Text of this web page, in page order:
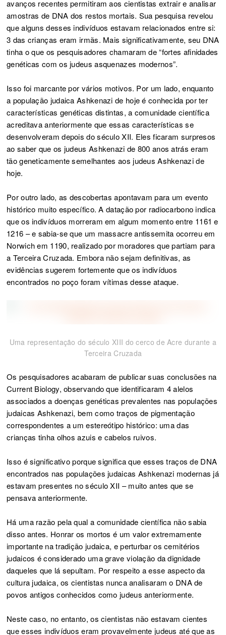
avanços recentes permitiram aos cientistas extrair e analisar
amostras de DNA dos restos mortais. Sua pesquisa revelou
que alguns desses indivíduos estavam relacionados entre si:
3 das crianças eram irmãs. Mais significativamente, seu DNA
tinha o que os pesquisadores chamaram de “fortes afinidades
genéticas com os judeus asquenazes modernos”.
Isso foi marcante por vários motivos. Por um lado, enquanto
a população judaica Ashkenazi de hoje é conhecida por ter
características genéticas distintas, a comunidade científica
acreditava anteriormente que essas características se
desenvolveram depois do século XII. Eles ficaram surpresos
ao saber que os judeus Ashkenazi de 800 anos atrás eram
tão geneticamente semelhantes aos judeus Ashkenazi de
hoje.
Por outro lado, as descobertas apontavam para um evento
histórico muito específico. A datação por radiocarbono indica
que os indivíduos morreram em algum momento entre 1161 e
1216 – e sabia-se que um massacre antissemita ocorreu em
Norwich em 1190, realizado por moradores que partiam para
a Terceira Cruzada. Embora não sejam definitivas, as
evidências sugerem fortemente que os indivíduos
encontrados no poço foram vítimas desse ataque.
Uma representação do século XIII do cerco de Acre durante a
Terceira Cruzada
Os pesquisadores acabaram de publicar suas conclusões na
Current Biology, observando que identificaram 4 alelos
associados a doenças genéticas prevalentes nas populações
judaicas Ashkenazi, bem como traços de pigmentação
correspondentes a um estereótipo histórico: uma das
crianças tinha olhos azuis e cabelos ruivos.
Isso é significativo porque significa que esses traços de DNA
encontrados nas populações judaicas Ashkenazi modernas já
estavam presentes no século XII – muito antes que se
pensava anteriormente.
Há uma razão pela qual a comunidade científica não sabia
disso antes. Honrar os mortos é um valor extremamente
importante na tradição judaica, e perturbar os cemitérios
judaicos é considerado uma grave violação da dignidade
daqueles que lá sepultam. Por respeito a esse aspecto da
cultura judaica, os cientistas nunca analisaram o DNA de
povos antigos conhecidos como judeus anteriormente.
Neste caso, no entanto, os cientistas não estavam cientes
que esses indivíduos eram provavelmente judeus até que as